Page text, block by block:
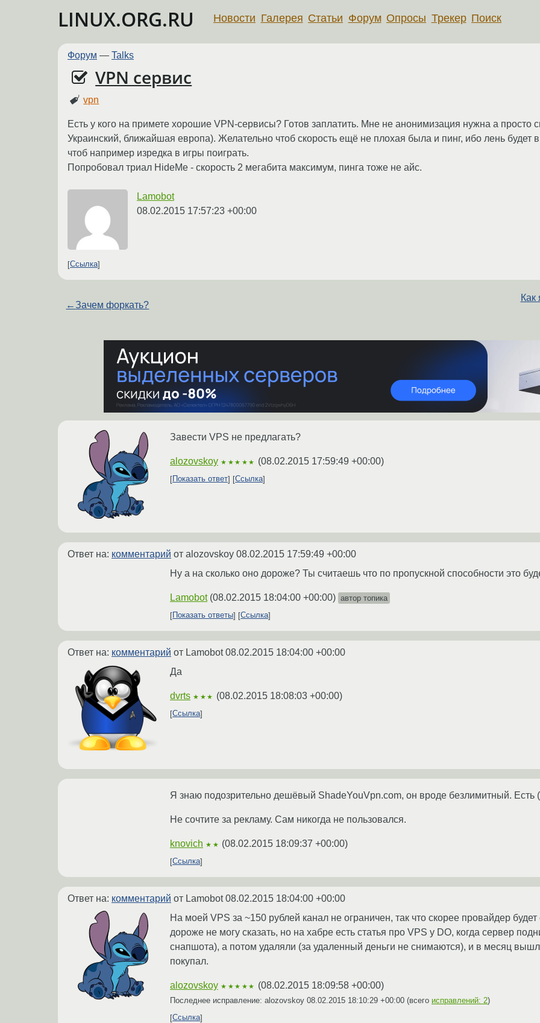
LINUX.ORG.RU Новости Галерея Статьи Форум Опросы Трекер Поиск
Форум — Talks
VPN сервис
vpn
Есть у кого на примете хорошие VPN-сервисы? Готов заплатить. Мне не анонимизация нужна а просто
Украинский, ближайшая европа). Желательно чтоб скорость ещё не плохая была и пинг, ибо лень будет
чтоб например изредка в игры поиграть.
Попробовал триал HideMe - скорость 2 мегабита максимум, пинга тоже не айс.
Lamobot
08.02.2015 17:57:23 +00:00
Ссылка
←Зачем форкать?
Как
Завести VPS не предлагать?
alozovskoy ★★★★★ (08.02.2015 17:59:49 +00:00)
Показать ответ Ссылка
Ответ на: комментарий от alozovskoy 08.02.2015 17:59:49 +00:00
Ну а на сколько оно дороже? Ты считаешь что по пропускной способности это
Lamobot (08.02.2015 18:04:00 +00:00) автор топика
Показать ответы
Ссылка
Ответ на: комментарий от Lamobot08.02.2015 18:04:00 +00:00
Да
dvrts ★★★ (08.02.2015 18:08:03 +00:00)
Ссылка
Я знаю подозрительно дешёвый ShadeYouVpn.com, он вроде безлимитный. Есть
Не сочтите за рекламу. Сам никогда не пользовался.
knovich ★★ (08.02.2015 18:09:37 +00:00)
Ссылка
Ответ на: комментарий от Lamobot08.02.2015 18:04:00 +00:00
На моей VPS за ~150 рублей канал не ограничен, так что скорее провайдер
дороже не могу сказать, но на хабре есть статья про VPS у DO, когда сервер
снапшота), а потом удаляли (за удаленный деньги не снимаются), и в месяц
покупал.
alozovskoy ★★★★★ (08.02.2015 18:09:58 +00:00)
Последнее исправление: alozovskoy 08.02.2015 18:10:29 +00:00 (всего исправлений: 2)
Ссылка